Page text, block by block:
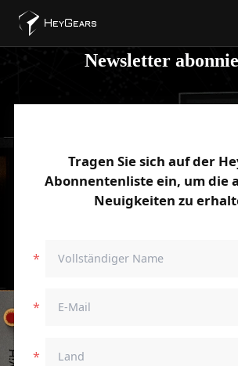
Newsletter
Tragen Sie sich auf der
Abonnentenliste ein, um die
Neuigkeiten zu